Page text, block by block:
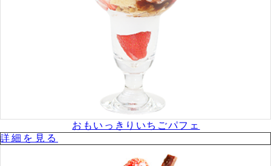
おもいっきりいちごパフェ
詳細を⾒る